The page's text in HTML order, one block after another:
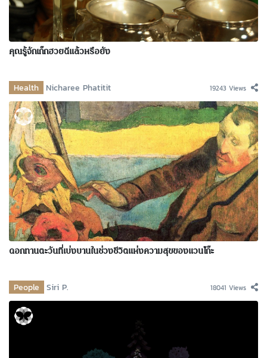
คุณรู้จักเก๊กฮวยดีแล้วหรือยัง
Health Nicharee Phatitit 19243 Views
ดอกทานตะวันที่เบ่งบานในช่วงชีวิตแห่งความสุขของแวนโก๊ะ
People Siri P. 18041 Views